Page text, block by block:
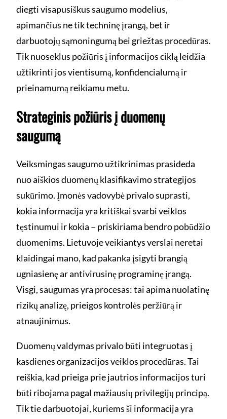
diegti visapusiškus saugumo modelius,
apimančius ne tik techninę įrangą, bet ir
darbuotojų sąmoningumą bei griežtas procedūras.
Tik nuoseklus požiūris į informacijos ciklą leidžia
užtikrinti jos vientisumą, konfidencialumą ir
prieinamumą reikiamu metu.
Strateginis požiūris į duomenų
saugumą
Veiksmingas saugumo užtikrinimas prasideda
nuo aiškios duomenų klasifikavimo strategijos
sukūrimo. Įmonės vadovybė privalo suprasti,
kokia informacija yra kritiškai svarbi veiklos
tęstinumui ir kokia – priskiriama bendro pobūdžio
duomenims. Lietuvoje veikiantys verslai neretai
klaidingai mano, kad pakanka įsigyti brangią
ugniasienę ar antivirusinę programinę įrangą.
Visgi, saugumas yra procesas: tai apima nuolatinę
rizikų analizę, prieigos kontrolės peržiūrą ir
atnaujinimus.
Duomenų valdymas privalo būti integruotas į
kasdienes organizacijos veiklos procedūras. Tai
reiškia, kad prieiga prie jautrios informacijos turi
būti ribojama pagal mažiausių privilegijų principą.
Tik tie darbuotojai, kuriems ši informacija yra